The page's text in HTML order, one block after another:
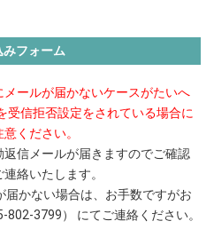
みフォーム
メールが届かないケースがたいへ
受信拒否設定をされている場合に
ください。
返信メールが届きますのでご確認
絡いたします。
届かない場合は、お手数ですがお
3799） にてご連絡ください。